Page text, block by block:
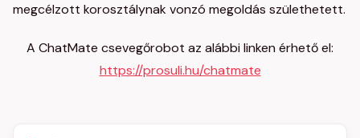
megcélzott korosztálynak vonzó megoldás születhetett.
A ChatMate csevegőrobot az alábbi linken érhető el:
https://prosuli.hu/chatmate